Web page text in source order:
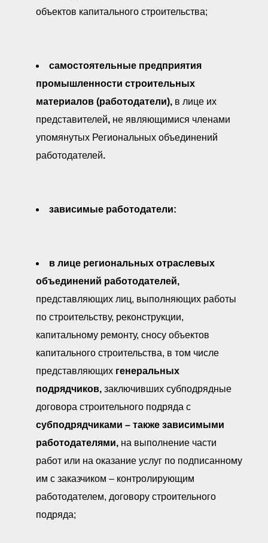
объектов капитального строительства;
самостоятельные предприятия
промышленности строительных
материалов (работодатели), в лице их
представителей, не являющимися членами
упомянутых Региональных объединений
работодателей.
зависимые работодатели:
в лице региональных отраслевых
объединений работодателей,
представляющих лиц, выполняющих работы
по строительству, реконструкции,
капитальному ремонту, сносу объектов
капитального строительства, в том числе
представляющих генеральных
подрядчиков, заключивших субподрядные
договора строительного подряда с
субподрядчиками – также зависимыми
работодателями, на выполнение части
работ или на оказание услуг по подписанному
им с заказчиком – контролирующим
работодателем, договору строительного
подряда;